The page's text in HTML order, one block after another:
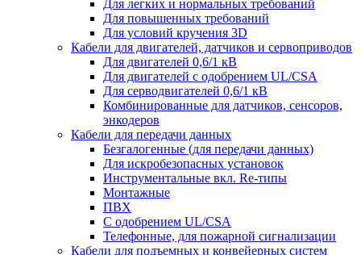
Для легких и нормальных требований
Для повышенных требований
Для условий кручения 3D
Кабели для двигателей, датчиков и сервоприводов
Для двигателей 0,6/1 кВ
Для двигателей с одобрением UL/CSA
Для серводвигателей 0,6/1 кВ
Комбинированные для датчиков, cенсоров,
энкодеров
Кабели для передачи данных
Безгалогенные (для передачи данных)
Для искробезопасных установок
Инструментальные вкл. Re-типы
Монтажные
ПВХ
С одобрением UL/CSA
Телефонные, для пожарной сигнализации
Кабели для подъемных и конвейерных систем